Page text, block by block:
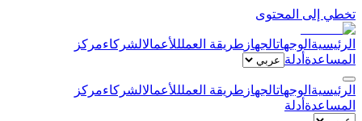
تخطي إلى المحتوى
الرئيسية الوجهاتالجهاز طريقة العملللأعمالالشركاءمركز
المساعدة أدلة
الرئيسية الوجهاتالجهاز طريقة العملللأعمالالشركاءمركز
المساعدة أدلة